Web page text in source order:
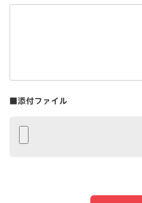
■添付ファイル